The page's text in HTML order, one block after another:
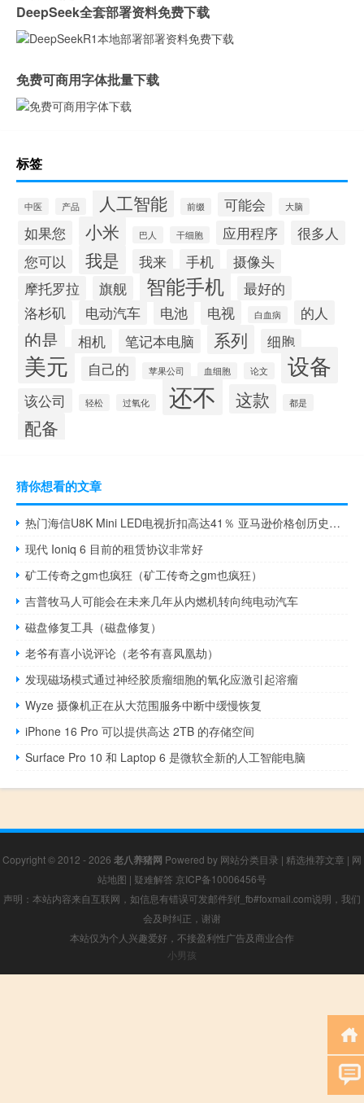
DeepSeek全套部署资料免费下载
免费可商用字体批量下载
标签
中医 产品 人工智能 前缀 可能会 大脑
如果您 小米 巴人 干细胞 应用程序
很多人
您可以
我是 我来 手机
摄像头
摩托罗拉
旗舰 智能手机
最好的
洛杉矶
电动汽车 电池 电视 白血病 的人
的是 相机 笔记本电脑 系列 细胞
美元 自己的 苹果公司 血细胞 论文 设备
该公司 轻松 过氧化 还不 这款 都是
配备
猜你想看的文章
热门海信U8K Mini LED电视折扣高达41％ 亚马逊价格创历史新低
现代 Ioniq 6 目前的租赁协议非常好
矿工传奇之gm也疯狂（矿工传奇之gm也疯狂）
吉普牧马人可能会在未来几年从内燃机转向纯电动汽车
磁盘修复工具（磁盘修复）
老爷有喜小说评论（老爷有喜凤凰劫）
发现磁场模式通过神经胶质瘤细胞的氧化应激引起溶瘤
Wyze 摄像机正在从大范围服务中断中缓慢恢复
iPhone 16 Pro 可以提供高达 2TB 的存储空间
Surface Pro 10 和 Laptop 6 是微软全新的人工智能电脑
Copyright © 2012 - 2026 老八养猪网 Powered by 网站分类目录 | 精选推荐文章 | 网
站地图 | 疑难解答 京ICP备10006456号
声明：本站内容来自互联网，如信息有错误可发邮件到f_fb#foxmail.com说明，我们
会及时纠正，谢谢
本站仅为个人兴趣爱好，不接盈利性广告及商业合作
小男孩